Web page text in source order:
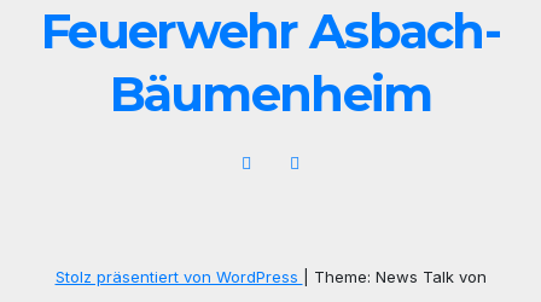
Feuerwehr Asbach-
Bäumenheim
Stolz präsentiert von WordPress
Theme: News Talk von